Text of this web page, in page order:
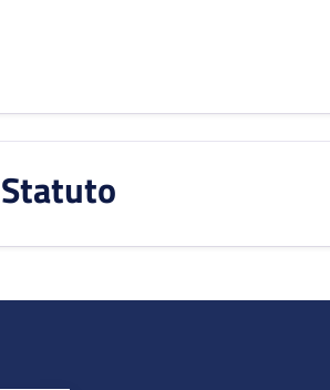
Statuto